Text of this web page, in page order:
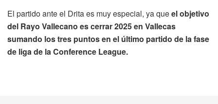
El partido ante el Drita es muy especial, ya queel objetivo
del Rayo Vallecano es cerrar 2025 en Vallecas
sumando los tres puntos en el último partido de la fase
de liga de la Conference League.